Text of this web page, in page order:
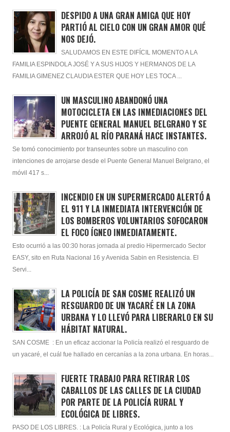
DESPIDO A UNA GRAN AMIGA QUE HOY
PARTIÓ AL CIELO CON UN GRAN AMOR QUÉ
NOS DEJÓ.
SALUDAMOS EN ESTE DIFÍCIL MOMENTO A LA
FAMILIA ESPINDOLA JOSÉ Y A SUS HIJOS Y HERMANOS DE LA
FAMILIA GIMENEZ CLAUDIA ESTER QUE HOY LES TOCA ...
UN MASCULINO ABANDONÓ UNA
MOTOCICLETA EN LAS INMEDIACIONES DEL
PUENTE GENERAL MANUEL BELGRANO Y SE
ARROJÓ AL RÍO PARANÁ HACE INSTANTES.
Se tomó conocimiento por transeuntes sobre un masculino con
intenciones de arrojarse desde el Puente General Manuel Belgrano, el
móvil 417 s...
INCENDIO EN UN SUPERMERCADO ALERTÓ A
EL 911 Y LA INMEDIATA INTERVENCIÓN DE
LOS BOMBEROS VOLUNTARIOS SOFOCARON
EL FOCO ÍGNEO INMEDIATAMENTE.
Esto ocurrió a las 00:30 horas jornada al predio Hipermercado Sector
EASY, sito en Ruta Nacional 16 y Avenida Sabin en Resistencia. El
Servi...
LA POLICÍA DE SAN COSME REALIZÓ UN
RESGUARDO DE UN YACARÉ EN LA ZONA
URBANA Y LO LLEVÓ PARA LIBERARLO EN SU
HÁBITAT NATURAL.
SAN COSME : En un eficaz accionar la Policía realizó el resguardo de
un yacaré, el cuál fue hallado en cercanías a la zona urbana. En horas...
FUERTE TRABAJO PARA RETIRAR LOS
CABALLOS DE LAS CALLES DE LA CIUDAD
POR PARTE DE LA POLICÍA RURAL Y
ECOLÓGICA DE LIBRES.
PASO DE LOS LIBRES. : La Policía Rural y Ecológica, junto a los